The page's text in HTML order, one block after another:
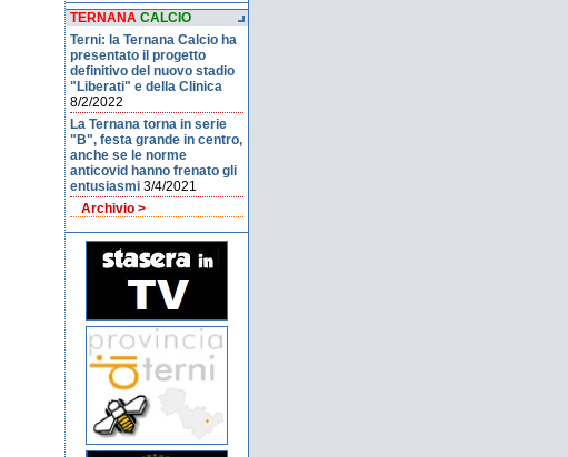
TERNANA CALCIO
Terni: la Ternana Calcio ha
presentato il progetto
definitivo del nuovo stadio
"Liberati" e della Clinica
8/2/2022
La Ternana torna in serie
"B", festa grande in centro,
anche se le norme
anticovid hanno frenato gli
entusiasmi 3/4/2021
Archivio >